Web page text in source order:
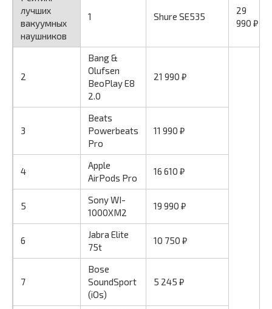
лучших
вакуумных
наушников
1 Shure SE535
29
990 ₽
2
Bang &
Olufsen
BeoPlay E8
2.0
21 990 ₽
3
Beats
Powerbeats
Pro
11 990 ₽
4
Apple
AirPods Pro
16 610 ₽
5
Sony WI-
1000XM2
19 990 ₽
6
Jabra Elite
75t
10 750 ₽
7
Bose
SoundSport
(iOs)
5 245 ₽